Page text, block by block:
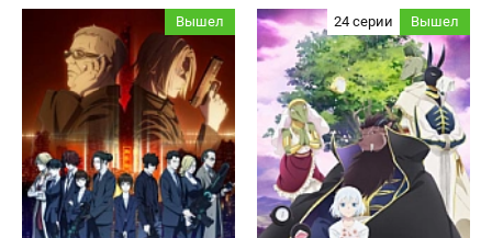
Вышел 24 серии Вышел